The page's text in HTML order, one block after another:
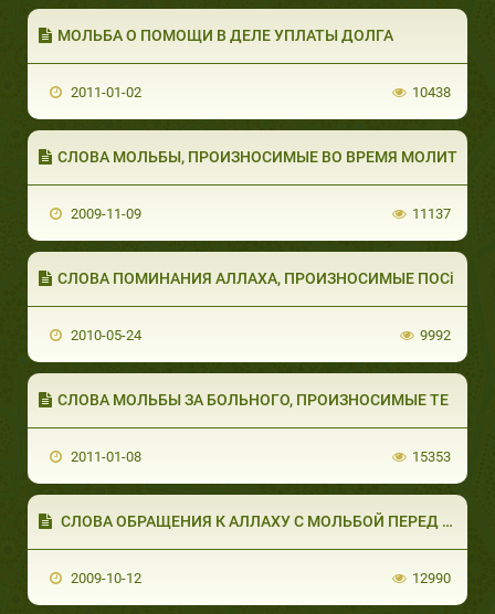
МОЛЬБА О ПОМОЩИ В ДЕЛЕ УПЛАТЫ ДОЛГА
2011-01-02 10438
СЛОВА МОЛЬБЫ, ПРОИЗНОСИМЫЕ ВО ВРЕМЯ МОЛИТ
2009-11-09 11137
СЛОВА ПОМИНАНИЯ АЛЛАХА, ПРОИЗНОСИМЫЕ ПОСi
2010-05-24 9992
СЛОВА МОЛЬБЫ ЗА БОЛЬНОГО, ПРОИЗНОСИМЫЕ ТЕ
2011-01-08 15353
СЛОВА ОБРАЩЕНИЯ К АЛЛАХУ С МОЛЬБОЙ ПЕРЕД Н&
2009-10-12 12990